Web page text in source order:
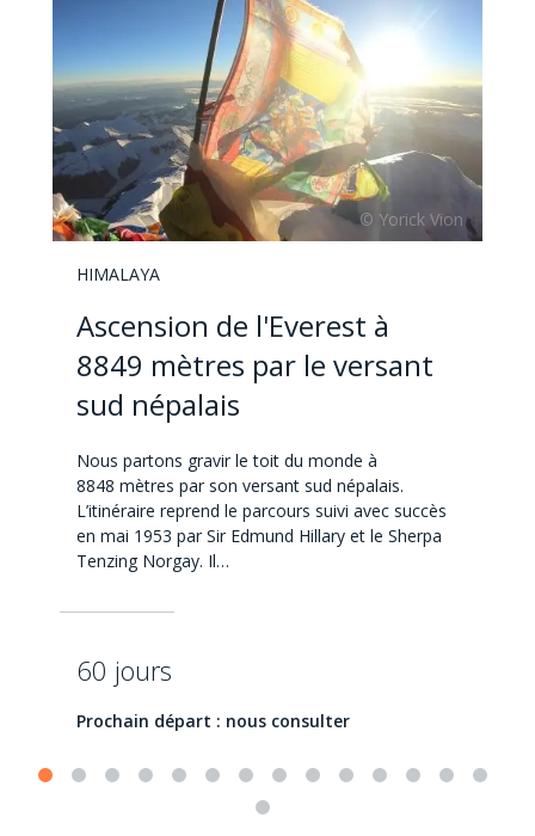
HIMALAYA
Ascension de l'Everest à
8849 mètres par le versant
sud népalais
Nous partons gravir le toit du monde à
8848 mètres par son versant sud népalais.
L’itinéraire reprend le parcours suivi avec succès
en mai 1953 par Sir Edmund Hillary et le Sherpa
Tenzing Norgay. Il…
60 jours
Prochain départ : nous consulter